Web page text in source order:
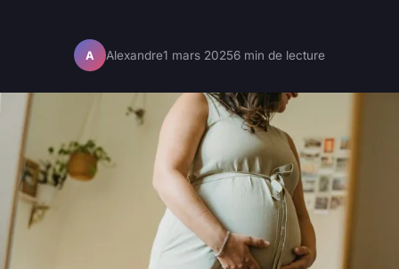
A Alexandre1 mars 20256 min de lecture